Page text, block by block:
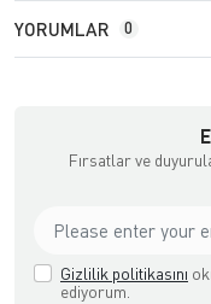
YORUMLAR 0
Fırsatlar ve
Gizlilik politikasını
ediyorum.